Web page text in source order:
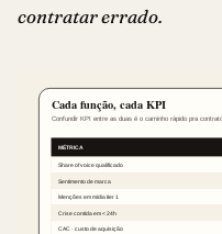
contratar errado.